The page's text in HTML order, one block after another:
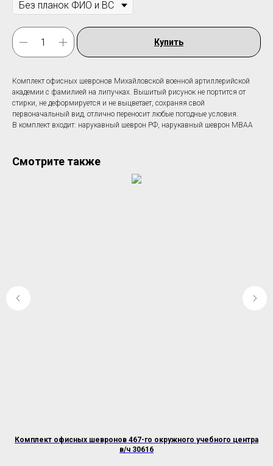
Купить
Комплект офисных шевронов Михайловской военной артиллерийской
академии c фамилией на липучках. Вышитый рисунок не портится от
стирки, не деформируется и не выцветает, сохраняя свой
первоначальный вид, отлично переносит любые погодные условия.
В комплект входит: нарукавный шеврон РФ, нарукавный шеврон МВАА
Смотрите также
Комплект офисных шевронов 467-го окружного учебного центра
в/ч 30616